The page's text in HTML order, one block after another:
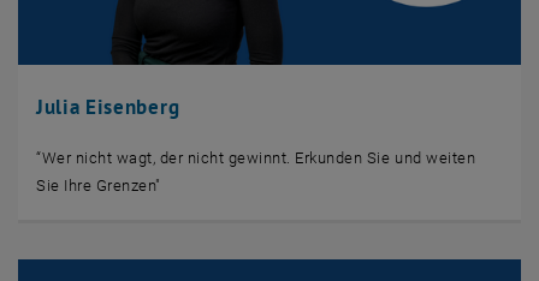
Julia Eisenberg
“Wer nicht wagt, der nicht gewinnt. Erkunden Sie und weiten
Sie Ihre Grenzen"